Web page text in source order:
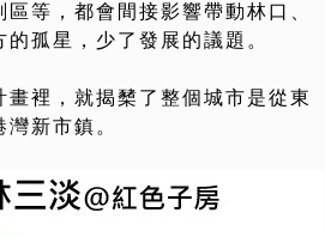
等，都會間接影響帶動林口、
孤星，少了發展的議題。
裡，就揭櫫了整個城市是從東
新市鎮。